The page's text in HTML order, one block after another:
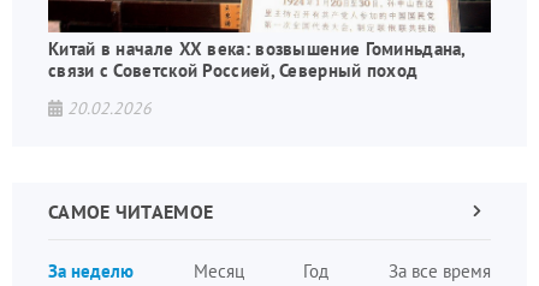
Китай в начале XX века: возвышение Гоминьдана,
связи с Советской Россией, Северный поход
20.02.2026
САМОЕ ЧИТАЕМОЕ
За неделю Месяц Год За все время
Следующая